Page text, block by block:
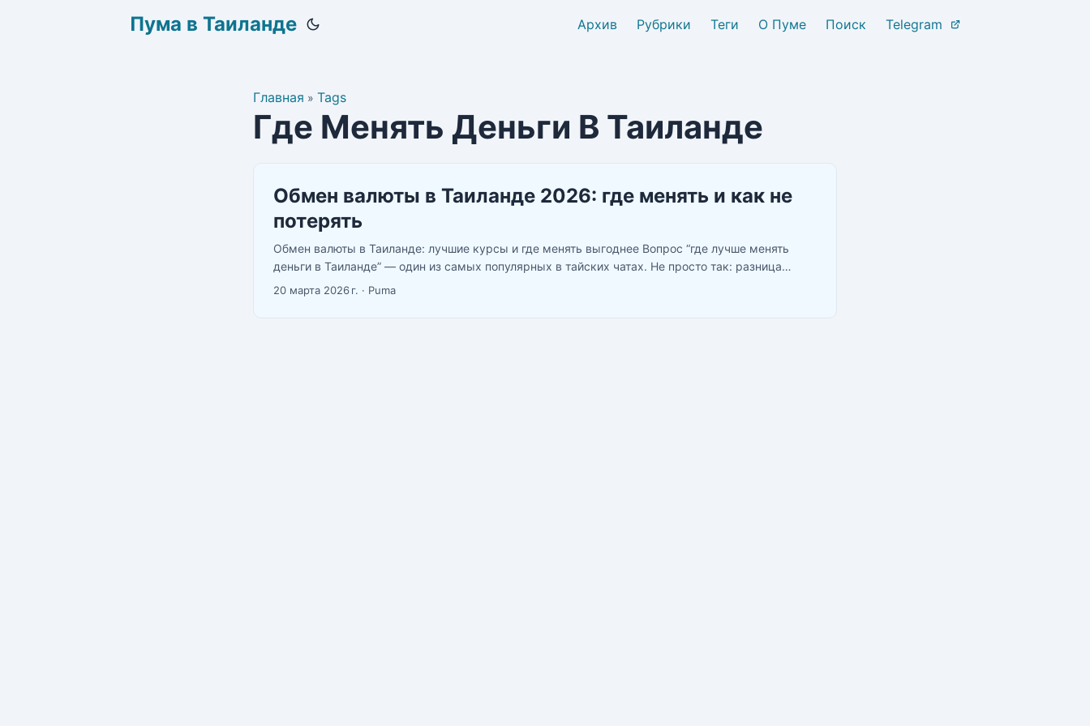
Пума в Таиланде Архив Рубрики Теги О Пуме Поиск Telegram
Главная » Tags
Где Менять Деньги В Таиланде
Обмен валюты в Таиланде 2026: где менять и как не
потерять
Обмен валюты в Таиланде: лучшие курсы и где менять выгоднее Вопрос “где лучше менять
деньги в Таиланде” — один из самых популярных в тайских чатах. Не просто так: разница
между правильным и неправильным обменом на $1000 — это 1000–2000 бат в вашем кармане
20 марта 2026 г. · Puma